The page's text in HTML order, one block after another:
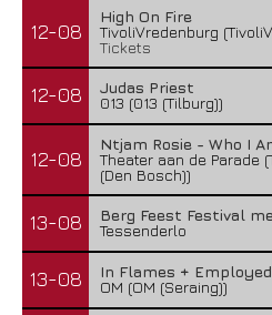
12-08
High On Fire
TivoliVredenburg
Tickets
12-08
Judas Priest
013 (013 (Tilburg))
12-08
Ntjam Rosie - Who I
Theater aan de Parade
(Den Bosch))
13-08
Berg Feest Festival
Tessenderlo
13-08
In Flames +
OM (OM (Seraing))